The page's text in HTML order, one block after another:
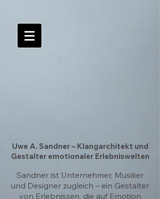
Uwe A. Sandner – Klangarchitekt und
Gestalter emotionaler Erlebniswelten
Sandner ist Unternehmer, Musiker
und Designer zugleich – ein Gestalter
von Erlebnissen, die auf Emotion